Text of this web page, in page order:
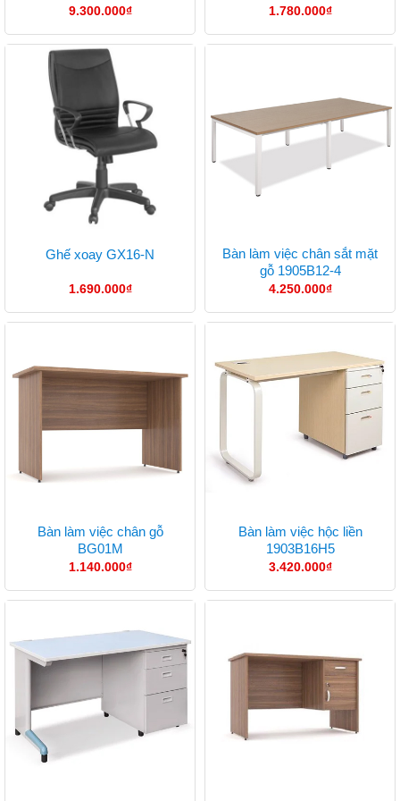
9.300.000₫ 1.780.000₫
Ghế xoay GX16-N
1.690.000₫
Bàn làm việc chân sắt mặt
gỗ 1905B12-4
4.250.000₫
Bàn làm việc chân gỗ
BG01M
1.140.000₫
Bàn làm việc hộc liền
1903B16H5
3.420.000₫